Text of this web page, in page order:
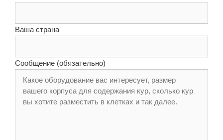
Ваша страна
Сообщение (обязательно)